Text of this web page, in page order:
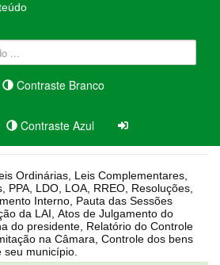
Contraste Branco
Contraste Azul
Leis Complementares,
LOA, RREO, Resoluções,
Interno, Pauta das Sessões
da LAI, Atos de Julgamento do
de seu município.